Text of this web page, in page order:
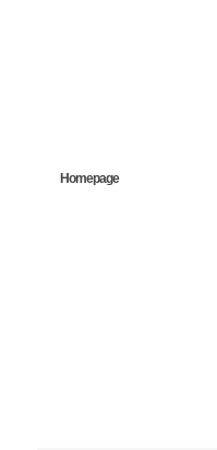
Homepage